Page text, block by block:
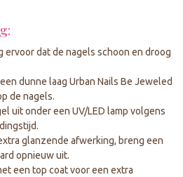
ervoor dat de nagels schoon en droog
dunne laag Urban Nails Be Jeweled
de nagels.
uit onder een UV/LED lamp volgens
glanzende afwerking, breng een
opnieuw uit.
een top coat voor een extra